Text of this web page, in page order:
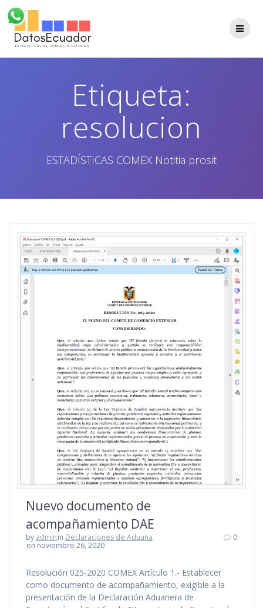
Etiqueta:
resolucion
ESTADÍSTICAS COMEX Notitia prosit
Nuevo documento de
acompañamiento DAE
by adminin Declaraciones de Aduana
on noviembre 26, 2020
0
Resolución 025-2020 COMEX Artículo 1.- Establecer
como documento de acompañamiento, exigible a la
presentación de la Declaración Aduanera de